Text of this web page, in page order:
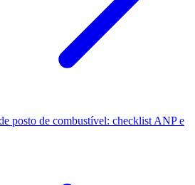
posto de combustível: checklist ANP e